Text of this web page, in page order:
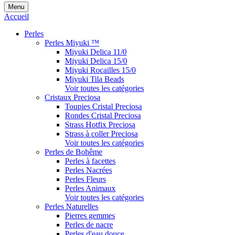
Menu
Accueil
Perles
Perles Miyuki ™
Miyuki Delica 11/0
Miyuki Delica 15/0
Miyuki Rocailles 15/0
Miyuki Tila Beads
Voir toutes les catégories
Cristaux Preciosa
Toupies Cristal Preciosa
Rondes Cristal Preciosa
Strass Hotfix Preciosa
Strass à coller Preciosa
Voir toutes les catégories
Perles de Bohême
Perles à facettes
Perles Nacrées
Perles Fleurs
Perles Animaux
Voir toutes les catégories
Perles Naturelles
Pierres gemmes
Perles de nacre